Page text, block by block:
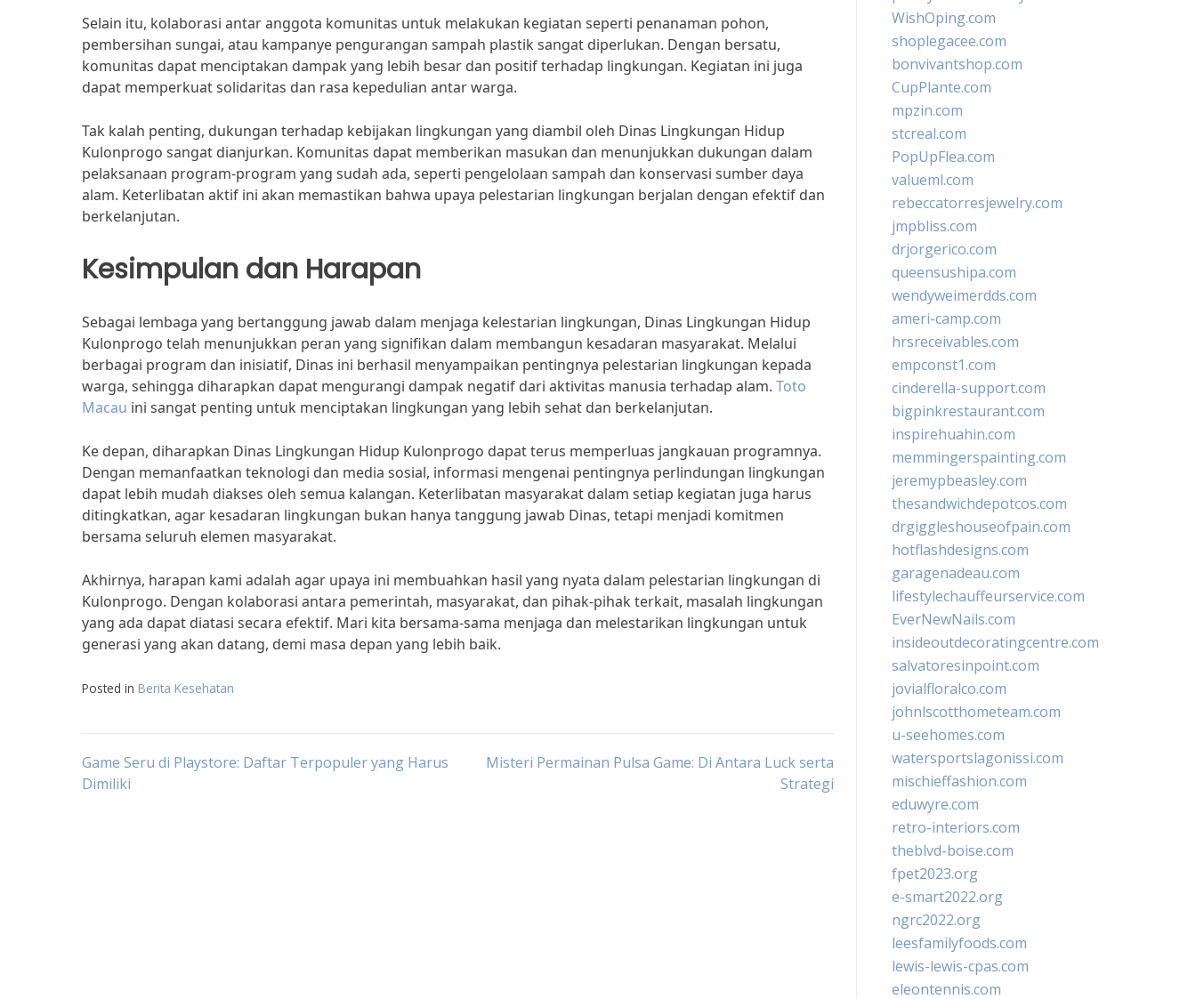
Selain itu, kolaborasi antar anggota komunitas untuk melakukan kegiatan seperti penanaman pohon,
pembersihan sungai, atau kampanye pengurangan sampah plastik sangat diperlukan. Dengan bersatu,
komunitas dapat menciptakan dampak yang lebih besar dan positif terhadap lingkungan. Kegiatan ini juga
dapat memperkuat solidaritas dan rasa kepedulian antar warga.
Tak kalah penting, dukungan terhadap kebijakan lingkungan yang diambil oleh Dinas Lingkungan Hidup
Kulonprogo sangat dianjurkan. Komunitas dapat memberikan masukan dan menunjukkan dukungan dalam
pelaksanaan program-program yang sudah ada, seperti pengelolaan sampah dan konservasi sumber daya
alam. Keterlibatan aktif ini akan memastikan bahwa upaya pelestarian lingkungan berjalan dengan efektif dan
berkelanjutan.
Kesimpulan dan Harapan
Sebagai lembaga yang bertanggung jawab dalam menjaga kelestarian lingkungan, Dinas Lingkungan Hidup
Kulonprogo telah menunjukkan peran yang signifikan dalam membangun kesadaran masyarakat. Melalui
berbagai program dan inisiatif, Dinas ini berhasil menyampaikan pentingnya pelestarian lingkungan kepada
warga, sehingga diharapkan dapat mengurangi dampak negatif dari aktivitas manusia terhadap alam. Toto
Macau ini sangat penting untuk menciptakan lingkungan yang lebih sehat dan berkelanjutan.
Ke depan, diharapkan Dinas Lingkungan Hidup Kulonprogo dapat terus memperluas jangkauan programnya.
Dengan memanfaatkan teknologi dan media sosial, informasi mengenai pentingnya perlindungan lingkungan
dapat lebih mudah diakses oleh semua kalangan. Keterlibatan masyarakat dalam setiap kegiatan juga harus
ditingkatkan, agar kesadaran lingkungan bukan hanya tanggung jawab Dinas, tetapi menjadi komitmen
bersama seluruh elemen masyarakat.
Akhirnya, harapan kami adalah agar upaya ini membuahkan hasil yang nyata dalam pelestarian lingkungan di
Kulonprogo. Dengan kolaborasi antara pemerintah, masyarakat, dan pihak-pihak terkait, masalah lingkungan
yang ada dapat diatasi secara efektif. Mari kita bersama-sama menjaga dan melestarikan lingkungan untuk
generasi yang akan datang, demi masa depan yang lebih baik.
Posted in Berita Kesehatan
Post
Game Seru di Playstore: Daftar Terpopuler yang Harus
Dimiliki
Misteri Permainan Pulsa Game: Di Antara Luck serta
Strategi
WishOping.com
shoplegacee.com
bonvivantshop.com
CupPlante.com
mpzin.com
stcreal.com
PopUpFlea.com
valueml.com
rebeccatorresjewelry.com
jmpbliss.com
drjorgerico.com
queensushipa.com
wendyweimerdds.com
ameri-camp.com
hrsreceivables.com
empconst1.com
cinderella-support.com
bigpinkrestaurant.com
inspirehuahin.com
memmingerspainting.com
jeremypbeasley.com
thesandwichdepotcos.com
drgiggleshouseofpain.com
hotflashdesigns.com
garagenadeau.com
lifestylechauffeurservice.com
EverNewNails.com
insideoutdecoratingcentre.com
salvatoresinpoint.com
jovialfloralco.com
johnlscotthometeam.com
u-seehomes.com
watersportslagonissi.com
mischieffashion.com
eduwyre.com
retro-interiors.com
theblvd-boise.com
fpet2023.org
e-smart2022.org
ngrc2022.org
leesfamilyfoods.com
lewis-lewis-cpas.com
eleontennis.com